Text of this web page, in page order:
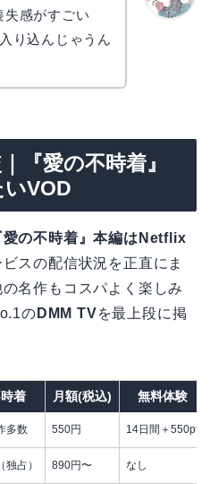
失感がすごい
り込んじゃうん
『愛の不時着』
VOD
愛の不時着』本編はNetflix
スの配信状況を正直にま
名作もコスパよく楽しみ
の DMM TVを最上段に掲
着 月額(税込) 無料体験
多数 550円 14日間＋550pt
独占） 890円〜 なし